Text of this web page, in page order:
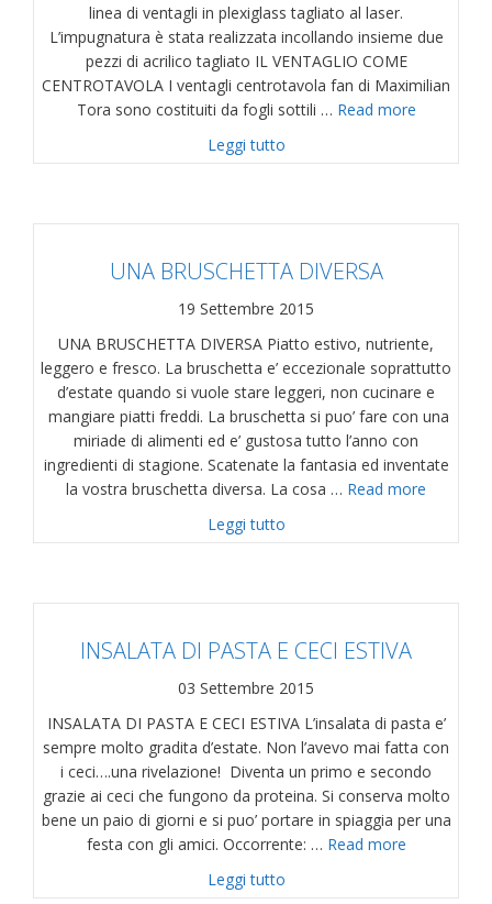
linea di ventagli in plexiglass tagliato al laser.
L’impugnatura è stata realizzata incollando insieme due
pezzi di acrilico tagliato IL VENTAGLIO COME
CENTROTAVOLA I ventagli centrotavola fan di Maximilian
Tora sono costituiti da fogli sottili … Read more
Leggi tuttoabout IL VENTAGLIO
UNA BRUSCHETTA DIVERSA
19 Settembre 2015
UNA BRUSCHETTA DIVERSA Piatto estivo, nutriente,
leggero e fresco. La bruschetta e’ eccezionale soprattutto
d’estate quando si vuole stare leggeri, non cucinare e
mangiare piatti freddi. La bruschetta si puo’ fare con una
miriade di alimenti ed e’ gustosa tutto l’anno con
ingredienti di stagione. Scatenate la fantasia ed inventate
la vostra bruschetta diversa. La cosa … Read more
Leggi tuttoabout UNA BRUSCHETTA
INSALATA DI PASTA E CECI ESTIVA
03 Settembre 2015
INSALATA DI PASTA E CECI ESTIVA L’insalata di pasta e’
sempre molto gradita d’estate. Non l’avevo mai fatta con
i ceci….una rivelazione! Diventa un primo e secondo
grazie ai ceci che fungono da proteina. Si conserva molto
bene un paio di giorni e si puo’ portare in spiaggia per una
festa con gli amici. Occorrente: … Read more
Leggi tuttoabout INSALATA DI PASTA E